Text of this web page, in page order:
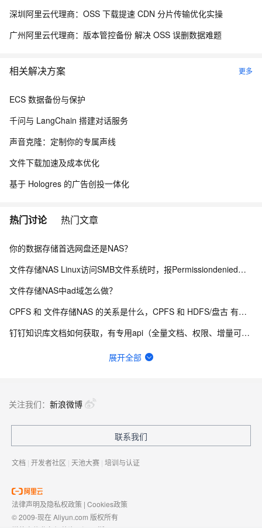
深圳阿里云代理商：OSS 下载提速 CDN 分片传输优化实操
广州阿里云代理商：版本管控备份 解决 OSS 误删数据难题
相关解决方案 更多
ECS 数据备份与保护
千问与 LangChain 搭建对话服务
声音克隆：定制你的专属声线
文件下载加速及成本优化
基于 Hologres 的广告创投一体化
热门讨论 热门文章
你的数据存储首选网盘还是NAS？
文件存储NAS Linux访问SMB文件系统时，报Permissiondenied错误，该怎么解决？
文件存储NAS中ad域怎么做？
CPFS 和 文件存储NAS 的关系是什么，CPFS 和 HDFS/盘古 有什么关联吗？
钉钉知识库文档如何获取，有专用api（全量文档、权限、增量可更新）
展开全部
关注我们： 新浪微博
联系我们
文档 | 开发者社区 | 天池大赛 | 培训与认证
法律声明及隐私权政策 | Cookies政策
© 2009-现在 Aliyun.com 版权所有